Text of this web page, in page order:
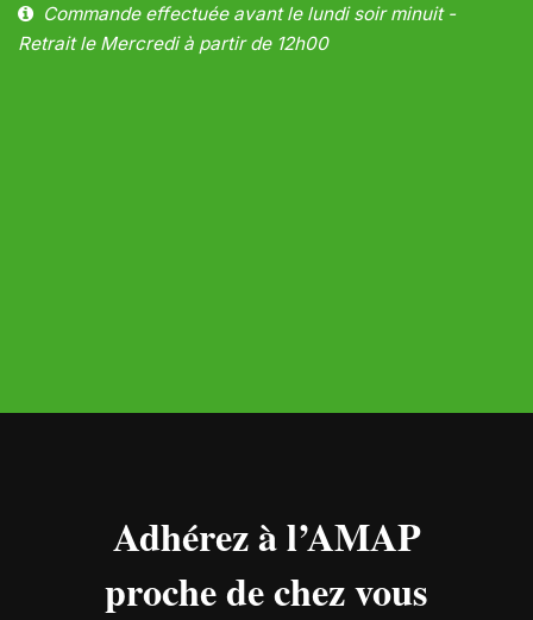
Commande effectuée avant le lundi soir minuit -
Retrait le Mercredi à partir de 12h00
Adhérez à l’AMAP
proche de chez vous